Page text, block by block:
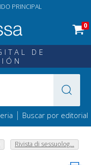
PRINCIPAL
0
DE
| Buscar por editorial
Rivista di sessuolog...